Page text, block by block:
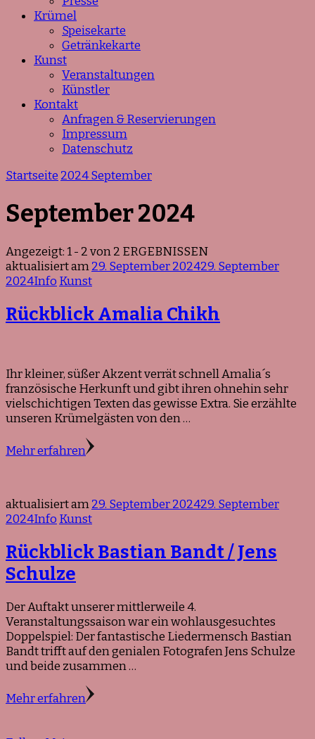
Krümel
Speisekarte
Getränkekarte
Kunst
Veranstaltungen
Künstler
Kontakt
Anfragen & Reservierungen
Impressum
Datenschutz
Startseite 2024September
September 2024
Angezeigt: 1 - 2 von 2 ERGEBNISSEN
aktualisiert am29. September 202429. September
2024Info Kunst
Rückblick Amalia Chikh
Ihr kleiner, süßer Akzent verrät schnell Amalia´s
französische Herkunft und gibt ihren ohnehin sehr
vielschichtigen Texten das gewisse Extra. Sie erzählte
unseren Krümelgästen von den …
Mehr erfahren
aktualisiert am29. September 202429. September
2024Info Kunst
Rückblick Bastian Bandt / Jens
Schulze
Der Auftakt unserer mittlerweile 4.
Veranstaltungssaison war ein wohlausgesuchtes
Doppelspiel: Der fantastische Liedermensch Bastian
Bandt trifft auf den genialen Fotografen Jens Schulze
und beide zusammen …
Mehr erfahren